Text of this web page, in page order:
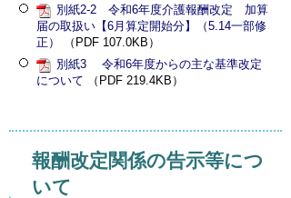
別紙2-2 令和6年度介護報酬改定 加算
届の取扱い【6月算定開始分】（5.14一部修
正）
（PDF 107.0KB）
別紙3 令和6年度からの主な基準改定
について （PDF 219.4KB）
報酬改定関係の告示等につ
いて